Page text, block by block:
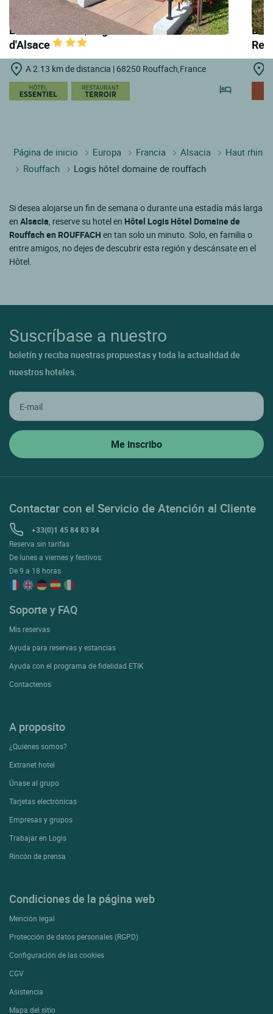
LOGIS HOTELS | Logis Hôtel Au Relais
d'Alsace
A 2.13 km de distancia | 68250 Rouffach,France
Página de inicio Europa Francia Alsacia
Haut rhin
Rouffach
Logis hôtel domaine de rouffach
Si desea alojarse un fin de semana o durante una estadía más larga
en Alsacia, reserve su hotel en Hôtel Logis Hôtel Domaine de
Rouffach en ROUFFACH en tan solo un minuto. Solo, en familia o
entre amigos, no dejes de descubrir esta región y descánsate en el
Hôtel.
Suscríbase a nuestro
boletín y reciba nuestras propuestas y toda la actualidad de
nuestros hoteles.
Contactar con el Servicio de Atención al Cliente
+33(0)1 45 84 83 84
Reserva sin tarifas
De lunes a viernes y festivos:
De 9 a 18 horas
Soporte y FAQ
Mis reservas
Ayuda para reservas y estancias
Ayuda con el programa de fidelidad ETIK
Contactenos
A proposito
¿Quiénes somos?
Extranet hotel
Únase al grupo
Tarjetas electrónicas
Empresas y grupos
Trabajar en Logis
Rincón de prensa
Condiciones de la página web
Mención legal
Protección de datos personales (RGPD)
Configuración de las cookies
CGV
Asistencia
Mapa del sitio